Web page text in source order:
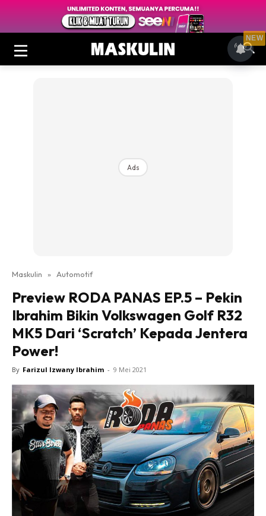
Ads
Maskulin » Automotif
Preview RODA PANAS EP.5 – Pekin
Ibrahim Bikin Volkswagen Golf R32
MK5 Dari ‘Scratch’ Kepada Jentera
Power!
By Farizul Izwany Ibrahim - 9 Mei 2021
NEW